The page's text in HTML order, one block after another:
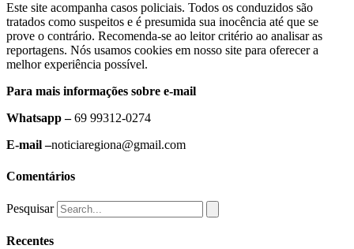
Este site acompanha casos policiais. Todos os conduzidos são
tratados como suspeitos e é presumida sua inocência até que se
prove o contrário. Recomenda-se ao leitor critério ao analisar as
reportagens. Nós usamos cookies em nosso site para oferecer a
melhor experiência possível.
Para mais informações sobre e-mail
Whatsapp –69 99312-0274
E-mail –noticiaregiona@gmail.com
Comentários
Pesquisar
Recentes